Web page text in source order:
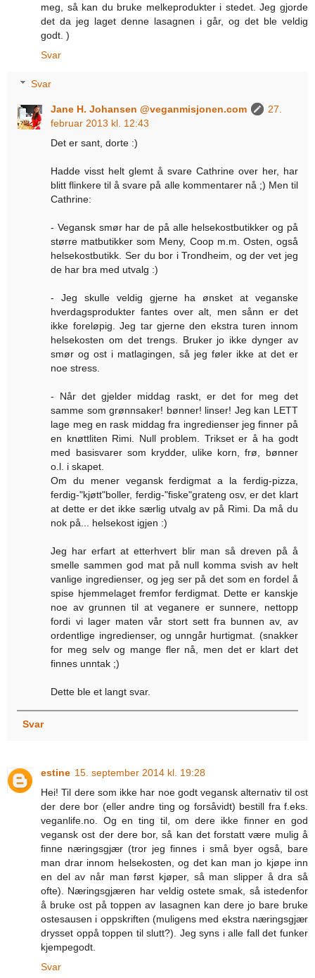
meg, så kan du bruke melkeprodukter i stedet. Jeg gjorde
det da jeg laget denne lasagnen i går, og det ble veldig
godt. )
Svar
Svar
Jane H. Johansen @veganmisjonen.com
27.
februar 2013 kl. 12:43
Det er sant, dorte :)
Hadde visst helt glemt å svare Cathrine over her, har
blitt flinkere til å svare på alle kommentarer nå ;) Men til
Cathrine:
- Vegansk smør har de på alle helsekostbutikker og på
større matbutikker som Meny, Coop m.m. Osten, også
helsekostbutikk. Ser du bor i Trondheim, og der vet jeg
de har bra med utvalg :)
- Jeg skulle veldig gjerne ha ønsket at veganske
hverdagsprodukter fantes over alt, men sånn er det
ikke foreløpig. Jeg tar gjerne den ekstra turen innom
helsekosten om det trengs. Bruker jo ikke dynger av
smør og ost i matlagingen, så jeg føler ikke at det er
noe stress.
- Når det gjelder middag raskt, er det for meg det
samme som grønnsaker! bønner! linser! Jeg kan LETT
lage meg en rask middag fra ingredienser jeg finner på
en knøttliten Rimi. Null problem. Trikset er å ha godt
med basisvarer som krydder, ulike korn, frø, bønner
o.l. i skapet.
Om du mener vegansk ferdigmat a la ferdig-pizza,
ferdig-"kjøtt"boller, ferdig-"fiske"grateng osv, er det klart
at dette er det ikke særlig utvalg av på Rimi. Da må du
nok på... helsekost igjen :)
Jeg har erfart at etterhvert blir man så dreven på å
smelle sammen god mat på null komma svish av helt
vanlige ingredienser, og jeg ser på det som en fordel å
spise hjemmelaget fremfor ferdigmat. Dette er kanskje
noe av grunnen til at veganere er sunnere, nettopp
fordi vi lager maten vår stort sett fra bunnen av, av
ordentlige ingredienser, og unngår hurtigmat. (snakker
for meg selv og mange fler nå, men det er klart det
finnes unntak ;)
Dette ble et langt svar.
Svar
estine 15. september 2014 kl. 19:28
Hei! Til dere som ikke har noe godt vegansk alternativ til ost
der dere bor (eller andre ting og forsåvidt) bestill fra f.eks.
veganlife.no. Og en ting til, om dere ikke finner en god
vegansk ost der dere bor, så kan det forstatt være mulig å
finne næringsgjær (tror jeg finnes i små byer også, bare
man drar innom helsekosten, og det kan man jo kjøpe inn
en del av når man først kjøper, så man slipper å dra så
ofte). Næringsgjæren har veldig ostete smak, så istedenfor
å bruke ost på toppen av lasagnen kan dere jo bare bruke
ostesausen i oppskriften (muligens med ekstra næringsgjær
drysset oppå toppen til slutt?). Jeg syns i alle fall det funker
kjempegodt.
Svar